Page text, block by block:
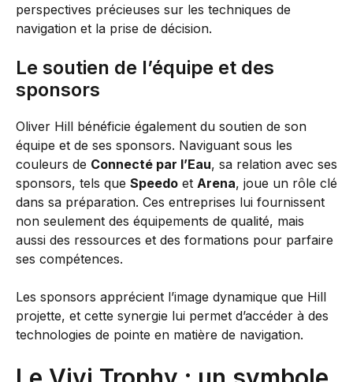
perspectives précieuses sur les techniques de
navigation et la prise de décision.
Le soutien de l’équipe et des
sponsors
Oliver Hill bénéficie également du soutien de son
équipe et de ses sponsors. Naviguant sous les
couleurs de Connecté par l’Eau, sa relation avec ses
sponsors, tels que Speedo et Arena, joue un rôle clé
dans sa préparation. Ces entreprises lui fournissent
non seulement des équipements de qualité, mais
aussi des ressources et des formations pour parfaire
ses compétences.
Les sponsors apprécient l’image dynamique que Hill
projette, et cette synergie lui permet d’accéder à des
technologies de pointe en matière de navigation.